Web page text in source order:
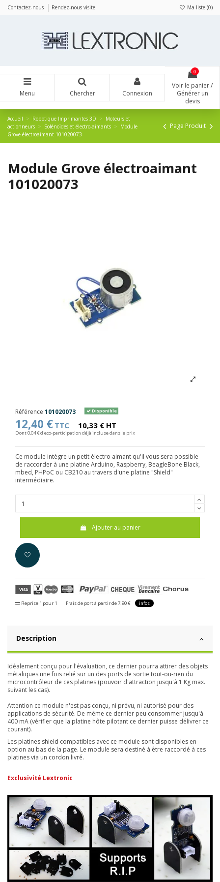
Contactez-nous Rendez-nous visite Ma liste (0)
Menu Chercher Connexion
0
Voir le panier /
Générer un
devis
Accueil Robotique Imprimantes 3D
Moteurs et
actionneurs
Solénoïdes et électro-aimants
Module
Grove électroaimant 101020073
Page Produit
Module Grove électroaimant
101020073
Référence 101020073 Disponible
12,40 € TTC 10,33 € HT
Dont 0,04 € d'eco-participation déjà incluse dans le prix
Ce module intègre un petit électro aimant qu'il vous sera possible
de raccorder à une platine Arduino, Raspberry, BeagleBone Black,
mbed, PHPoC ou CB210 au travers d'une platine "Shield"
intermédiaire.
Ajouter au panier
Reprise 1 pour 1 Frais de port à partir de 7.90 € infos
Description
Idéalement conçu pour l'évaluation, ce dernier pourra attirer des objets
métaliques une fois relié sur un des ports de sortie tout-ou-rien du
microcontrôleur de ces platines (pouvoir d'attraction jusqu'à 1 Kg max.
suivant les cas).
Attention ce module n'est pas conçu, ni prévu, ni autorisé pour des
applications de sécurité. De même ce dernier peu consommer jusqu'à
400 mA (vérifier que la platine hôte pilotant ce dernier puisse délivrer ce
courant).
Les platines shield compatibles avec ce module sont disponibles en
option au bas de la page. Le module sera destiné à être raccordé à ces
platines via un cordon livré.
Exclusivité Lextronic
Panneau de gestion des cookies